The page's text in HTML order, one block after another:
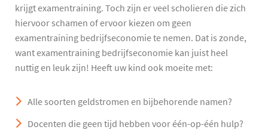
krijgt examentraining. Toch zijn er veel scholieren die zich
hiervoor schamen of ervoor kiezen om geen
examentraining bedrijfseconomie te nemen. Dat is zonde,
want examentraining bedrijfseconomie kan juist heel
nuttig en leuk zijn! Heeft uw kind ook moeite met:
Alle soorten geldstromen en bijbehorende namen?
Docenten die geen tijd hebben voor één-op-één hulp?